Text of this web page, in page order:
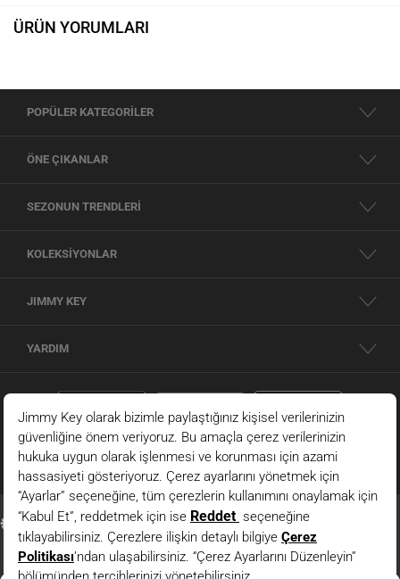
ÜRÜN YORUMLARI
POPÜLER KATEGORİLER
ÖNE ÇIKANLAR
SEZONUN TRENDLERİ
KOLEKSİYONLAR
JIMMY KEY
YARDIM